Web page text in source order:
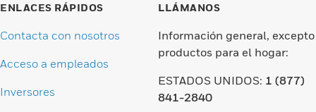
ENLACES RÁPIDOS
Contacta con nosotros
Acceso a empleados
Inversores
LLÁMANOS
Información general, excepto
productos para el hogar:
ESTADOS UNIDOS: 1 (877)
841-2840